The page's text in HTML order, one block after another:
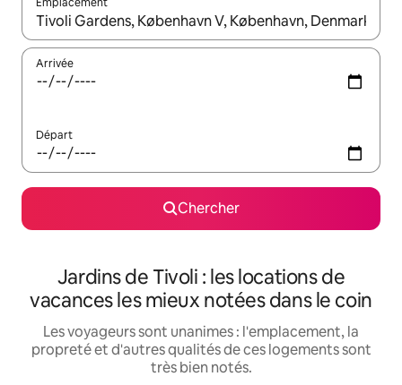
Quand les résultats sont affichés, parcourez-les en utilisant
Arrivée
Départ
Chercher
Jardins de Tivoli : les locations de
vacances les mieux notées dans le coin
Les voyageurs sont unanimes : l'emplacement, la
propreté et d'autres qualités de ces logements sont
très bien notés.